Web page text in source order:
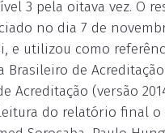
3 pela oitava vez. O
no dia 7 de
e utilizou como
Brasileiro de
Acreditação (versão
do relatório final o